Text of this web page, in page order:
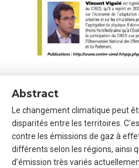
Abstract
Le changement climatique peut
disparités entre les territoires.
contre les émissions de gaz à
différents selon les régions, ainsi
d’émission très variés